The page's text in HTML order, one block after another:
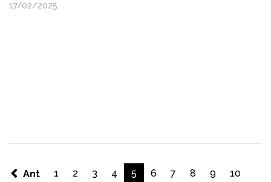
17/02/2025
Ant 1 2 3 4 5 6 7 8 9
10